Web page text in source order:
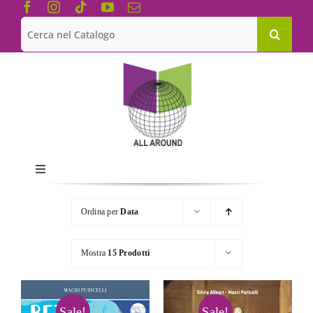
Salta
contenuto
Cerca
per:
Toggle
Navigation
Chi siamo
Le Collane
Catalogo
Ordina perData
Mostra 15 Prodotti